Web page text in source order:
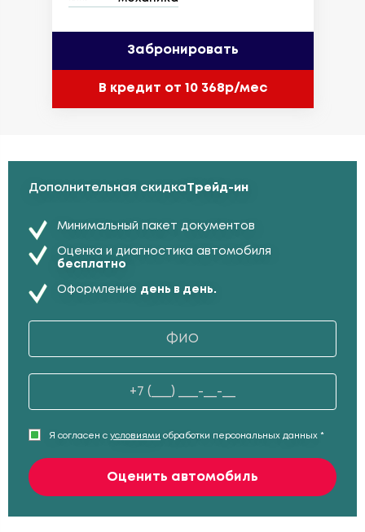
Забронировать
В кредит от 10 368р/мес
Дополнительная скидкаТрейд-ин
Минимальный пакет документов
Оценка и диагностика автомобиля
бесплатно
Оформление день в день.
Я согласен с условиями обработки персональных данных *
Оценить автомобиль